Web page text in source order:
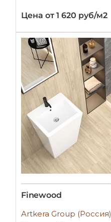
Цена от 1 620 руб/м2
Finewood
Artkera Group (Россия)